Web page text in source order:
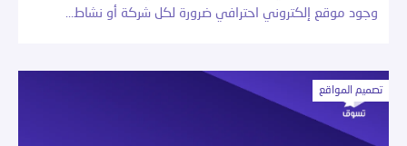
وجود موقع إلكتروني احترافي ضرورة لكل شركة أو نشاط…
تصميم المواقع